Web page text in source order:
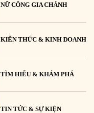
NỮ CÔNG GIA CHÁNH
KIẾN THỨC & KINH DOANH
TÌM HIỂU & KHÁM PHÁ
TIN TỨC & SỰ KIỆN